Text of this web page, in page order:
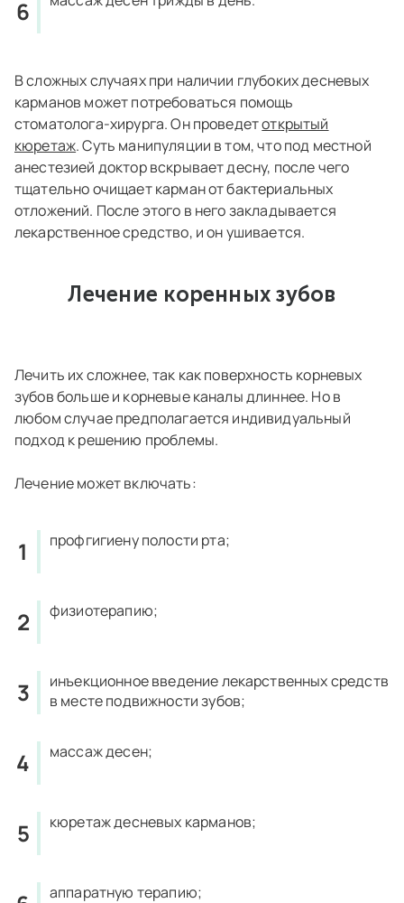
В сложных случаях при наличии глубоких десневых
карманов может потребоваться помощь
стоматолога-хирурга. Он проведетоткрытый
кюретаж. Суть манипуляции в том, что под местной
анестезией доктор вскрывает десну, после чего
тщательно очищает карман от бактериальных
отложений. После этого в него закладывается
лекарственное средство, и он ушивается.
Лечение коренных зубов
Лечить их сложнее, так как поверхность корневых
зубов больше и корневые каналы длиннее. Но в
любом случае предполагается индивидуальный
подход к решению проблемы.
Лечение может включать:
профгигиену полости рта;
физиотерапию;
инъекционное введение лекарственных средств
в месте подвижности зубов;
массаж десен;
кюретаж десневых карманов;
аппаратную терапию;